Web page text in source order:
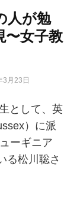
人が勉
〜女子教
3月23日
として、英
）に派
ーギニア
る松川聡さ